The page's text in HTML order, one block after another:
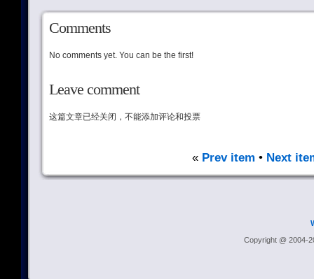
Comments
No comments yet. You can be the first!
Leave comment
这篇文章已经关闭，不能添加评论和投票
« Prev item • Next
Copyright @ 2004-